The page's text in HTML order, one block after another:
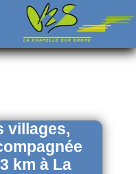
villages,
km à La